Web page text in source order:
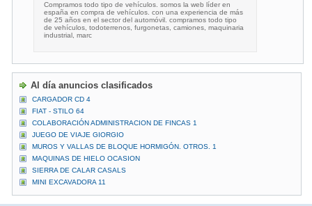
Compramos todo tipo de vehículos. somos la web líder en
españa en compra de vehículos. con una experiencia de más
de 25 años en el sector del automóvil. compramos todo tipo
de vehículos, todoterrenos, furgonetas, camiones, maquinaria
industrial, marc
Al día anuncios clasificados
CARGADOR CD 4
FIAT - STILO 64
COLABORACIÓN ADMINISTRACION DE FINCAS 1
JUEGO DE VIAJE GIORGIO
MUROS Y VALLAS DE BLOQUE HORMIGÓN. OTROS. 1
MAQUINAS DE HIELO OCASION
SIERRA DE CALAR CASALS
MINI EXCAVADORA 11